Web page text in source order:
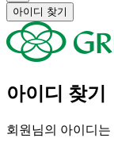
아이디 찾기
아이디 찾기
회원님의 아이디는